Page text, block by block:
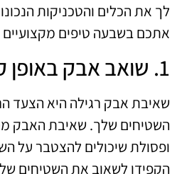
לך את הכלים והטכניקות
אתכם בשבעה טיפים מקצועיים
1. שואב אבק באופן קבוע
שאיבת אבק רגילה היא הצעד
השטיחים שלך. שאיבת האבק
ופסולת שיכולים להצטבר על
הקפידו לשאוב את השטיחים